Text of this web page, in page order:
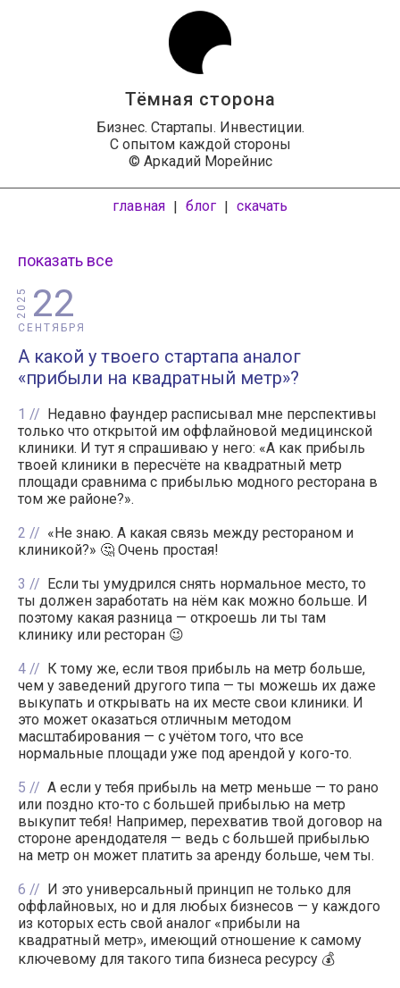
Тёмная сторона
Бизнес. Стартапы. Инвестиции.
С опытом каждой стороны
© Аркадий Морейнис
главная | блог | скачать
показать все
22
СЕНТЯБРЯ
2025
А какой у твоего стартапа аналог
«прибыли на квадратный метр»?
1
Недавно фаундер расписывал мне перспективы
только что открытой им оффлайновой медицинской
клиники. И тут я спрашиваю у него: «А как прибыль
твоей клиники в пересчёте на квадратный метр
площади сравнима с прибылью модного ресторана в
том же районе?».
2
«Не знаю. А какая связь между рестораном и
клиникой?» 🤔 Очень простая!
3
Если ты умудрился снять нормальное место, то
ты должен заработать на нём как можно больше. И
поэтому какая разница — откроешь ли ты там
клинику или ресторан 😉
4
К тому же, если твоя прибыль на метр больше,
чем у заведений другого типа — ты можешь их даже
выкупать и открывать на их месте свои клиники. И
это может оказаться отличным методом
масштабирования — с учётом того, что все
нормальные площади уже под арендой у кого-то.
5
А если у тебя прибыль на метр меньше — то рано
или поздно кто-то с большей прибылью на метр
выкупит тебя! Например, перехватив твой договор на
стороне арендодателя — ведь с большей прибылью
на метр он может платить за аренду больше, чем ты.
6
И это универсальный принцип не только для
оффлайновых, но и для любых бизнесов — у каждого
из которых есть свой аналог «прибыли на
квадратный метр», имеющий отношение к самому
ключевому для такого типа бизнеса ресурсу 💰